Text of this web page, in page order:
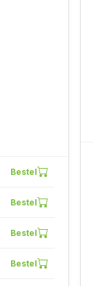
Bestel
Bestel
Bestel
Bestel